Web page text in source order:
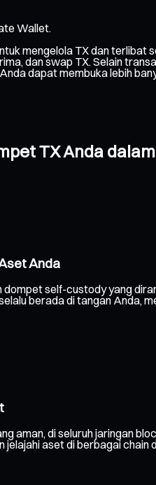
Wallet.
mengelola TX dan
dan swap TX. Selain
dapat membuka lebih
TX Anda
Anda
self-custody yang
berada di tangan Anda,
aman, di seluruh jaringan
aset di berbagai chain